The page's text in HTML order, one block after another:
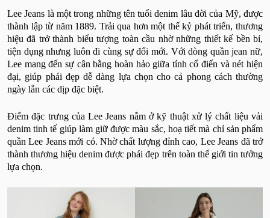
Lee Jeans là một trong những tên tuổi denim lâu đời của Mỹ, được
thành lập từ năm 1889. Trải qua hơn một thế kỷ phát triển, thương
hiệu đã trở thành biểu tượng toàn cầu nhờ những thiết kế bền bỉ,
tiện dụng nhưng luôn đi cùng sự đổi mới. Với dòng quần jean nữ,
Lee mang đến sự cân bằng hoàn hảo giữa tính cổ điển và nét hiện
đại, giúp phái đẹp dễ dàng lựa chọn cho cả phong cách thường
ngày lẫn các dịp đặc biệt.
Điểm đặc trưng của Lee Jeans nằm ở kỹ thuật xử lý chất liệu vải
denim tinh tế giúp làm giữ được màu sắc, hoạ tiết mà chỉ sản phẩm
quần Lee Jeans mới có. Nhờ chất lượng đỉnh cao, Lee Jeans đã trở
thành thương hiệu denim được phái đẹp trên toàn thế giới tin tưởng
lựa chọn.